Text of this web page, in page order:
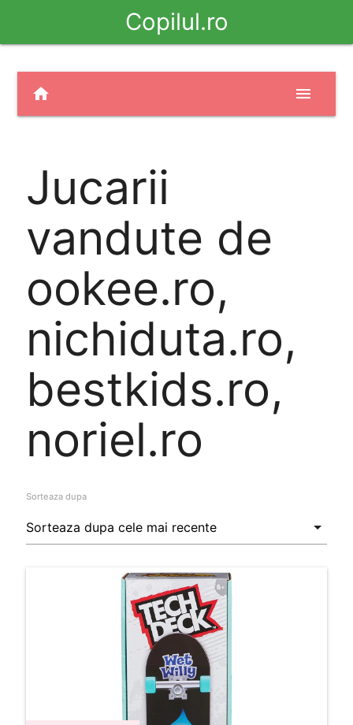
Copilul.ro
home menu
Jucarii
vandute de
ookee.ro,
nichiduta.ro,
bestkids.ro,
noriel.ro
Sorteaza dupa